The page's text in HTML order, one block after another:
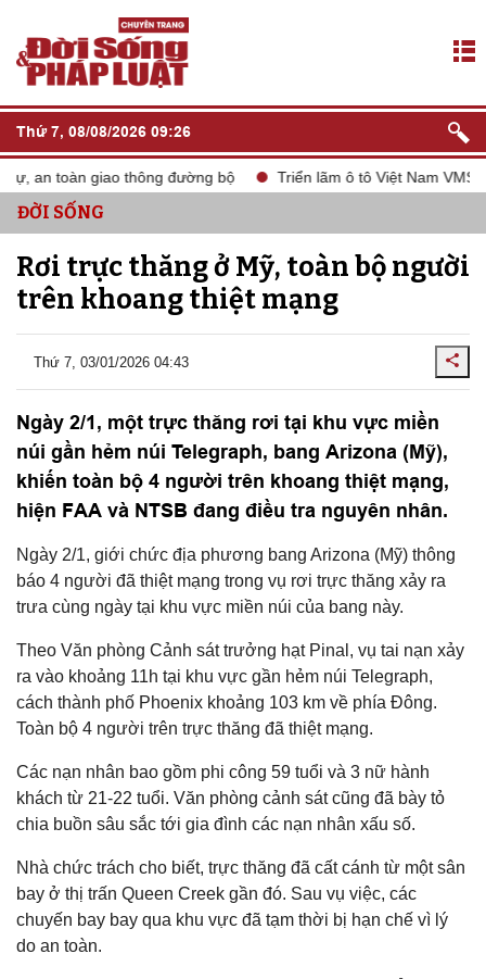
Thứ 7, 08/08/2026 09:26
an toàn giao thông đường bộ Triển lãm ô tô Việt Nam VMS
ĐỜI SỐNG
Rơi trực thăng ở Mỹ, toàn bộ người
trên khoang thiệt mạng
Thứ 7, 03/01/2026 04:43
Ngày 2/1, một trực thăng rơi tại khu vực miền
núi gần hẻm núi Telegraph, bang Arizona (Mỹ),
khiến toàn bộ 4 người trên khoang thiệt mạng,
hiện FAA và NTSB đang điều tra nguyên nhân.
Ngày 2/1, giới chức địa phương bang Arizona (Mỹ) thông
báo 4 người đã thiệt mạng trong vụ rơi trực thăng xảy ra
trưa cùng ngày tại khu vực miền núi của bang này.
Theo Văn phòng Cảnh sát trưởng hạt Pinal, vụ tai nạn xảy
ra vào khoảng 11h tại khu vực gần hẻm núi Telegraph,
cách thành phố Phoenix khoảng 103 km về phía Đông.
Toàn bộ 4 người trên trực thăng đã thiệt mạng.
Các nạn nhân bao gồm phi công 59 tuổi và 3 nữ hành
khách từ 21-22 tuổi. Văn phòng cảnh sát cũng đã bày tỏ
chia buồn sâu sắc tới gia đình các nạn nhân xấu số.
Nhà chức trách cho biết, trực thăng đã cất cánh từ một sân
bay ở thị trấn Queen Creek gần đó. Sau vụ việc, các
chuyến bay bay qua khu vực đã tạm thời bị hạn chế vì lý
do an toàn.